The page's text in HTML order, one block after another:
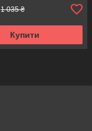
1 035 ₴
Купити